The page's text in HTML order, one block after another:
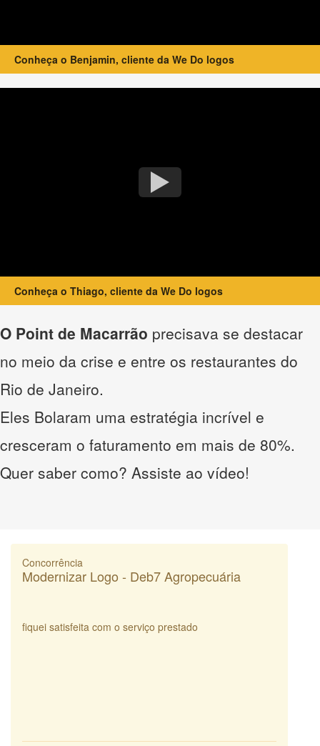
Conheça o Benjamin, cliente da We Do logos
Conheça o Thiago, cliente da We Do logos
O Point de Macarrão precisava se destacar
no meio da crise e entre os restaurantes do
Rio de Janeiro.
Eles Bolaram uma estratégia incrível e
cresceram o faturamento em mais de 80%.
Quer saber como? Assiste ao vídeo!
Concorrência
Modernizar Logo - Deb7 Agropecuária
fiquei satisfeita com o serviço prestado